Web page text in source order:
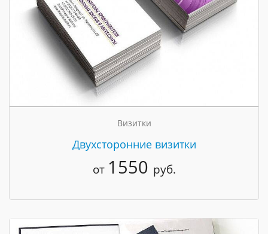
Визитки
Двухсторонние визитки
от 1550 руб.